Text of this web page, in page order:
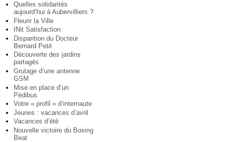
Quelles solidarités
aujourd’hui à Aubervilliers ?
Fleurir la Ville
INit Satisfaction
Disparition du Docteur
Bernard Petit
Découverte des jardins
partagés
Grutage d’une antenne
GSM
Mise en place d’un
Pédibus
Votre « profil » d’internaute
Jeunes : vacances d’avril
Vacances d’été
Nouvelle victoire du Boxing
Beat